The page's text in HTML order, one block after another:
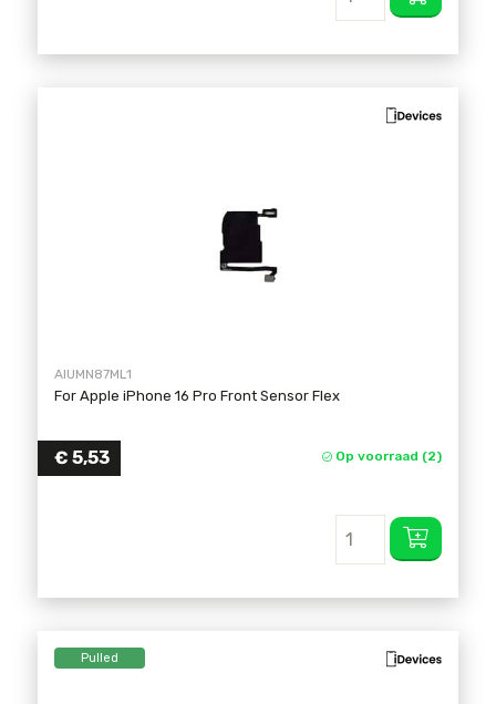
AIUMN87ML1
For Apple iPhone 16 Pro Front Sensor Flex
€ 5,53 Op voorraad (2)
Pulled